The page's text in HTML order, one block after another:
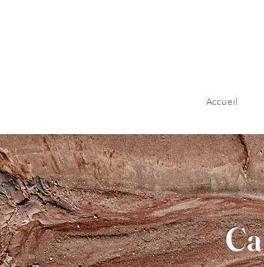
Accueil